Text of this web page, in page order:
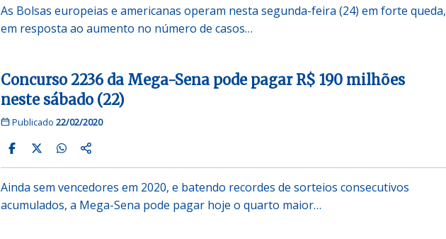
As Bolsas europeias e americanas operam nesta segunda-feira (24) em forte queda,
em resposta ao aumento no número de casos…
Concurso 2236 da Mega-Sena pode pagar R$ 190 milhões
neste sábado (22)
Publicado 22/02/2020
Ainda sem vencedores em 2020, e batendo recordes de sorteios consecutivos
acumulados, a Mega-Sena pode pagar hoje o quarto maior…